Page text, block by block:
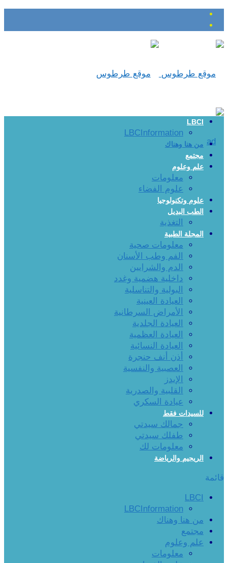
LBCI
LBCInformation
من هنا وهناك
مجتمع
علم وعلوم
معلومات
علوم الفضاء
علوم وتكنولوجيا
الطب البديل
التغذية
المجلة الطبية
معلومات صحية
الفم وطب الأسنان
الدم والشرايين
داخلية هضمية وغدد
البولية والتناسلية
العيادة العينية
الأمراض السرطانية
العيادة الجلدية
العيادة العظمية
العيادة النسائية
أذن أنف حنجرة
العصبية والنفسية
الإيدز
القلبية والصدرية
عيادة السكري
للسيدات فقط
جمالك سيدتي
طفلك سيدتي
معلومات لك
الريجيم والرياضة
قائمة
LBCI
LBCInformation
من هنا وهناك
مجتمع
علم وعلوم
معلومات